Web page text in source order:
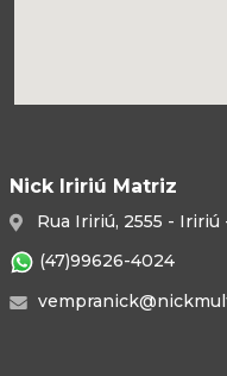
Nick Iririú Matriz
Rua Iririú, 2555 - Iririú
(47)99626-4024